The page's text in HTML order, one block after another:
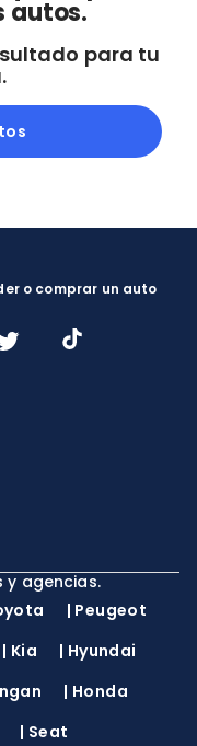
autos.
para tu
o comprar un auto
y agencias.
| Peugeot
| Kia | Hyundai
| Honda
| Seat